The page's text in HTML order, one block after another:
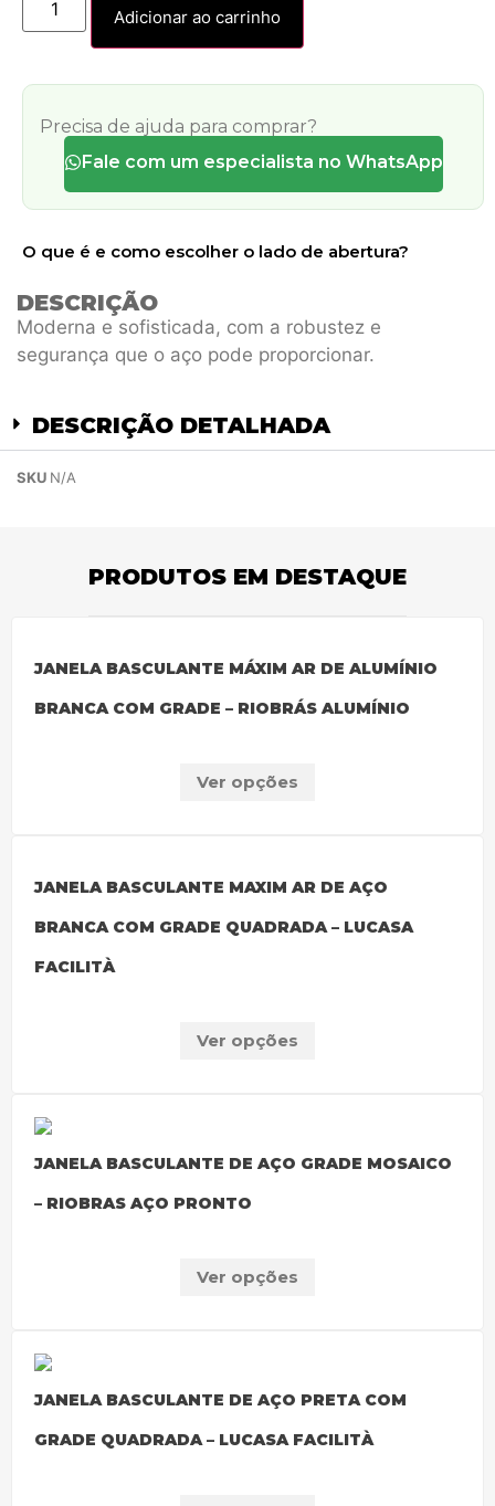
Adicionar ao carrinho
Precisa de ajuda para comprar?
Fale com um especialista no WhatsApp
O que é e como escolher o lado de abertura?
DESCRIÇÃO
Moderna e sofisticada, com a robustez e
segurança que o aço pode proporcionar.
DESCRIÇÃO DETALHADA
SKU N/A
PRODUTOS EM DESTAQUE
JANELA BASCULANTE MÁXIM AR DE ALUMÍNIO
BRANCA COM GRADE – RIOBRÁS ALUMÍNIO
Ver opções
JANELA BASCULANTE MAXIM AR DE AÇO
BRANCA COM GRADE QUADRADA – LUCASA
FACILITÀ
Ver opções
JANELA BASCULANTE DE AÇO GRADE MOSAICO
– RIOBRAS AÇO PRONTO
Ver opções
JANELA BASCULANTE DE AÇO PRETA COM
GRADE QUADRADA – LUCASA FACILITÀ